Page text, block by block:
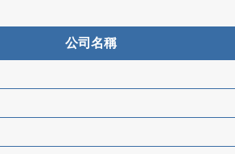
公司名稱